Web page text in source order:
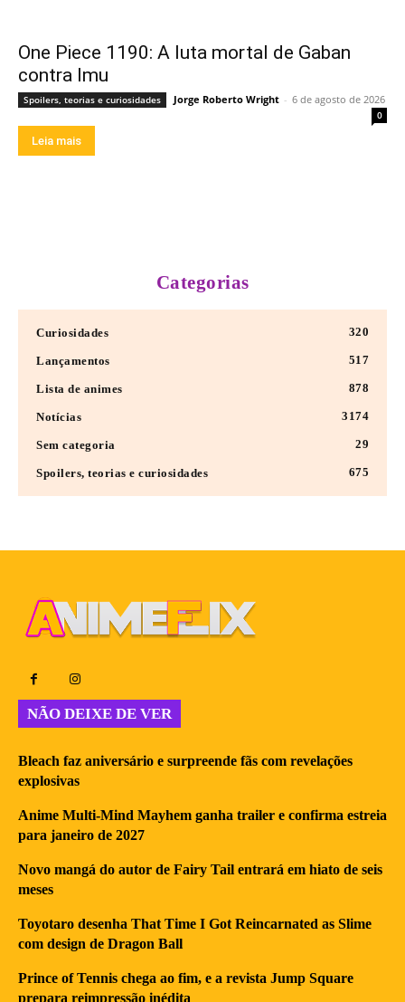
One Piece 1190: A luta mortal de Gaban
contra Imu
Spoilers, teorias e curiosidades Jorge Roberto Wright - 6 de agosto de 2026
0
Leia mais
Categorias
Curiosidades 320
Lançamentos 517
Lista de animes 878
Notícias 3174
Sem categoria 29
Spoilers, teorias e curiosidades 675
NÃO DEIXE DE VER
Bleach faz aniversário e surpreende fãs com revelações
explosivas
Anime Multi-Mind Mayhem ganha trailer e confirma estreia
para janeiro de 2027
Novo mangá do autor de Fairy Tail entrará em hiato de seis
meses
Toyotaro desenha That Time I Got Reincarnated as Slime
com design de Dragon Ball
Prince of Tennis chega ao fim, e a revista Jump Square
prepara reimpressão inédita